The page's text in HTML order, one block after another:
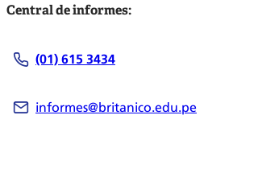
Central de informes:
(01) 615 3434
informes@britanico.edu.pe